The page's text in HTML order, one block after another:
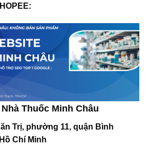
Thuốc Minh Châu
Trị, phường 11, quận Bình
Chí Minh